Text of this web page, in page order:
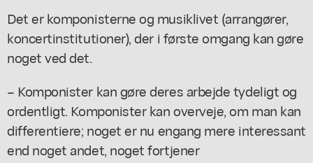
Det er komponisterne og musiklivet (arrangører,
koncertinstitutioner), der i første omgang kan gøre
noget ved det.
– Komponister kan gøre deres arbejde tydeligt og
ordentligt. Komponister kan overveje, om man kan
differentiere; noget er nu engang mere interessant
end noget andet, noget fortjener